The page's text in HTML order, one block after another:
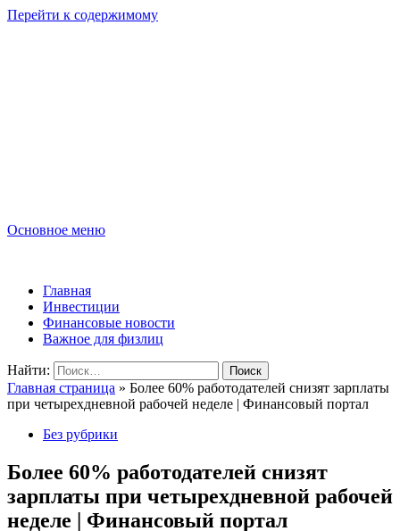
Перейти к содержимому
Основное меню
Главная
Инвестиции
Финансовые новости
Важное для физлиц
Найти:
Главная страница » Более 60% работодателей снизят зарплаты
при четырехдневной рабочей неделе | Финансовый портал
Без рубрики
Более 60% работодателей снизят
зарплаты при четырехдневной рабочей
неделе | Финансовый портал